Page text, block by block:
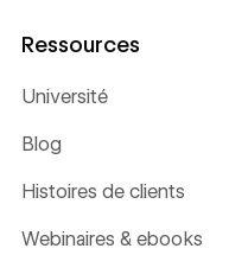
Ressources
Université
Blog
Histoires de clients
Webinaires & ebooks